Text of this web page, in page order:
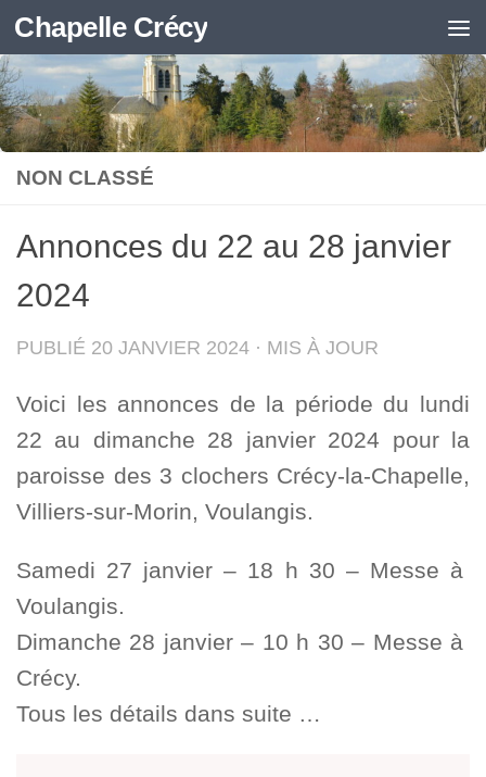
Skip to content
Chapelle Crécy
NON CLASSÉ
Annonces du 22 au 28 janvier
2024
PUBLIÉ 20 JANVIER 2024 · MIS À JOUR
Voici les annonces de la période du lundi
22 au dimanche 28 janvier 2024 pour la
paroisse des 3 clochers Crécy-la-Chapelle,
Villiers-sur-Morin, Voulangis.
Samedi 27 janvier – 18 h 30 – Messe à
Voulangis.
Dimanche 28 janvier – 10 h 30 – Messe à
Crécy.
Tous les détails dans suite …